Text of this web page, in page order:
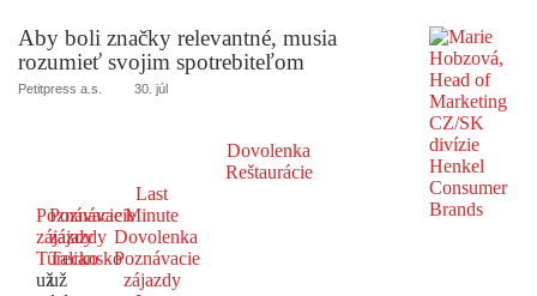
Aby boli značky relevantné, musia
rozumieť svojim spotrebiteľom
Petitpress a.s. 30. júl
Dovolenka
Reštaurácie
Poznávacie
zájazdy
Turecko
už
Poznávacie
zájazdy
Taliansko
už
Last
Minute
Dovolenka
Poznávacie
zájazdy